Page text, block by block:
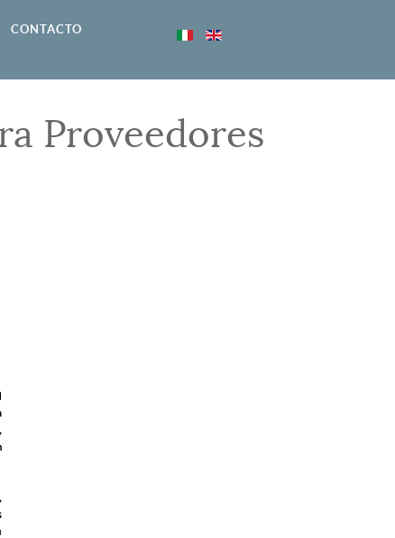
CONTACTO
Proveedores